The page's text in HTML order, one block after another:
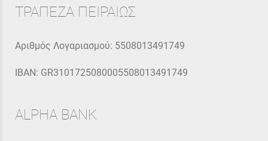
ΤΡΑΠΕΖΑ ΠΕΙΡΑΙΩΣ
Αριθμός Λογαριασμού: 5508013491749
IBAN: GR3101725080005508013491749
ALPHA BANK